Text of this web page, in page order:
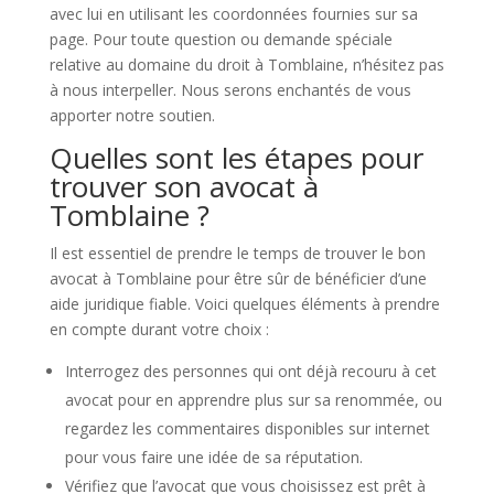
avec lui en utilisant les coordonnées fournies sur sa
page. Pour toute question ou demande spéciale
relative au domaine du droit à Tomblaine, n’hésitez pas
à nous interpeller. Nous serons enchantés de vous
apporter notre soutien.
Quelles sont les étapes pour
trouver son avocat à
Tomblaine ?
Il est essentiel de prendre le temps de trouver le bon
avocat à Tomblaine pour être sûr de bénéficier d’une
aide juridique fiable. Voici quelques éléments à prendre
en compte durant votre choix :
Interrogez des personnes qui ont déjà recouru à cet
avocat pour en apprendre plus sur sa renommée, ou
regardez les commentaires disponibles sur internet
pour vous faire une idée de sa réputation.
Vérifiez que l’avocat que vous choisissez est prêt à